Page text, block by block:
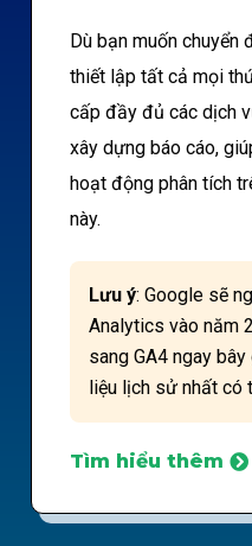
Dù bạn muốn chuyển
thiết lập tất cả mọi
cấp đầy đủ các dịch
xây dựng báo cáo,
hoạt động phân tích
này.
Lưu ý: Google sẽ
Analytics vào năm
sang GA4 ngay
liệu lịch sử nhất có
Tìm hiểu thêm